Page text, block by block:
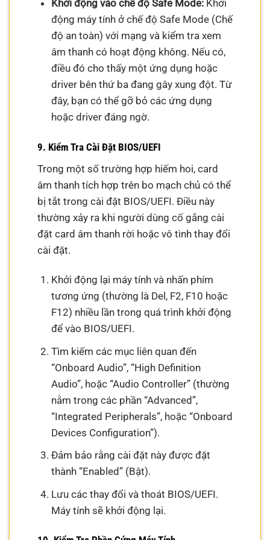
Khởi động vào chế độ Safe Mode:Khởi
động máy tính ở chế độ Safe Mode (Chế
độ an toàn) với mạng và kiểm tra xem
âm thanh có hoạt động không. Nếu có,
điều đó cho thấy một ứng dụng hoặc
driver bên thứ ba đang gây xung đột. Từ
đây, bạn có thể gỡ bỏ các ứng dụng
hoặc driver đáng ngờ.
9. Kiểm Tra Cài Đặt BIOS/UEFI
Trong một số trường hợp hiếm hoi, card
âm thanh tích hợp trên bo mạch chủ có thể
bị tắt trong cài đặt BIOS/UEFI. Điều này
thường xảy ra khi người dùng cố gắng cài
đặt card âm thanh rời hoặc vô tình thay đổi
cài đặt.
Khởi động lại máy tính và nhấn phím
tương ứng (thường là Del, F2, F10 hoặc
F12) nhiều lần trong quá trình khởi động
để vào BIOS/UEFI.
Tìm kiếm các mục liên quan đến
“Onboard Audio”, “High Definition
Audio”, hoặc “Audio Controller” (thường
nằm trong các phần “Advanced”,
“Integrated Peripherals”, hoặc “Onboard
Devices Configuration”).
Đảm bảo rằng cài đặt này được đặt
thành “Enabled” (Bật).
Lưu các thay đổi và thoát BIOS/UEFI.
Máy tính sẽ khởi động lại.